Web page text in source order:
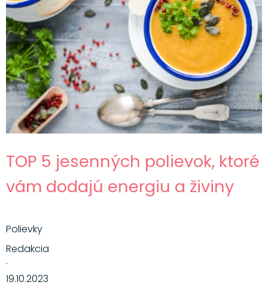
TOP 5 jesenných polievok, ktoré
vám dodajú energiu a živiny
Polievky
Redakcia
·
19.10.2023